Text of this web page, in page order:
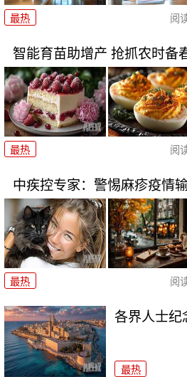
最热 阅
智能育苗助增产 抢抓农时备
最热 阅
中疾控专家：警惕麻疹疫情
最热 阅
各界人士纪
最热